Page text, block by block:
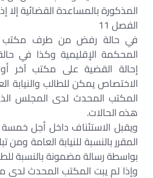
المذكورة بالمساعدة القضائية إلا
الفصل 11
في حالة رفض من طرف مكتب
المحكمة الإقليمية وكذا في
إحالة القضية على مكتب آخر
الاختصاص يمكن للطالب والنيابة
المكتب المحدث لدى المجلس
هذه الحالات.
ويقبل الاستئناف داخل أجل
المقرر بالنسبة للنيابة العامة ومن
بواسطة رسالة مضمونة بالنسبة
وإذا لم يبت المكتب المحدث لدى